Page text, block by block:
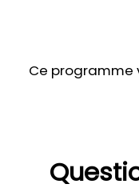
Ce programme